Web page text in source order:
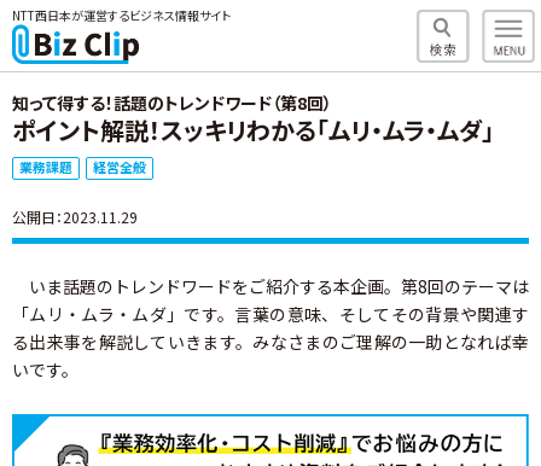
NTT西日本が運営するビジネス情報サイト
知って得する！話題のトレンドワード（第8回）
ポイント解説！スッキリわかる「ムリ・ムラ・ムダ」
業務課題 経営全般
公開日：2023.11.29
いま話題のトレンドワードをご紹介する本企画。第8回のテーマは
「ムリ・ムラ・ムダ」です。言葉の意味、そしてその背景や関連す
る出来事を解説していきます。みなさまのご理解の一助となれば幸
いです。